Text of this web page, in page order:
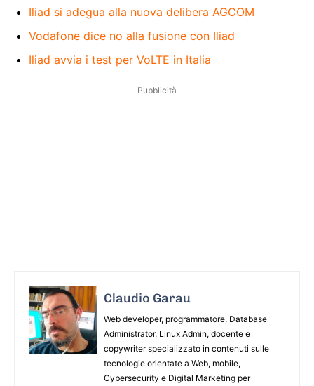
Iliad si adegua alla nuova delibera AGCOM
Vodafone dice no alla fusione con Iliad
Iliad avvia i test per VoLTE in Italia
Pubblicità
Claudio Garau
Web developer, programmatore, Database
Administrator, Linux Admin, docente e
copywriter specializzato in contenuti sulle
tecnologie orientate a Web, mobile,
Cybersecurity e Digital Marketing per